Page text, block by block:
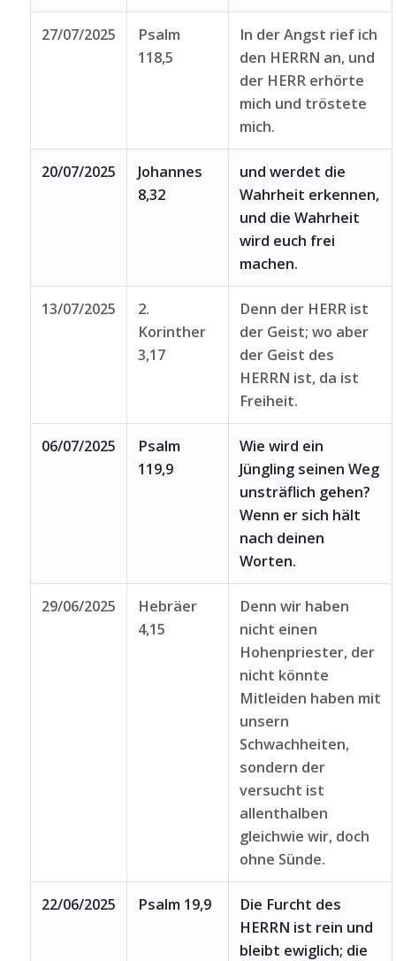
27/07/2025
Psalm
118,5
In der Angst rief ich
den HERRN an, und
der HERR erhörte
mich und tröstete
mich.
20/07/2025
Johannes
8,32
und werdet die
Wahrheit erkennen,
und die Wahrheit
wird euch frei
machen.
13/07/2025
2.
Korinther
3,17
Denn der HERR ist
der Geist; wo aber
der Geist des
HERRN ist, da ist
Freiheit.
06/07/2025
Psalm
119,9
Wie wird ein
Jüngling seinen Weg
unsträflich gehen?
Wenn er sich hält
nach deinen
Worten.
29/06/2025
Hebräer
4,15
Denn wir haben
nicht einen
Hohenpriester, der
nicht könnte
Mitleiden haben mit
unsern
Schwachheiten,
sondern der
versucht ist
allenthalben
gleichwie wir, doch
ohne Sünde.
22/06/2025 Psalm 19,9
Die Furcht des
HERRN ist rein und
bleibt ewiglich; die